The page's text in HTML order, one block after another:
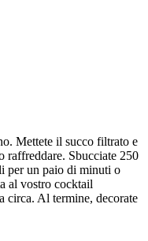
Mettete il succo filtrato e
raffreddare. Sbucciate 250
per un paio di minuti o
al vostro cocktail
circa. Al termine, decorate